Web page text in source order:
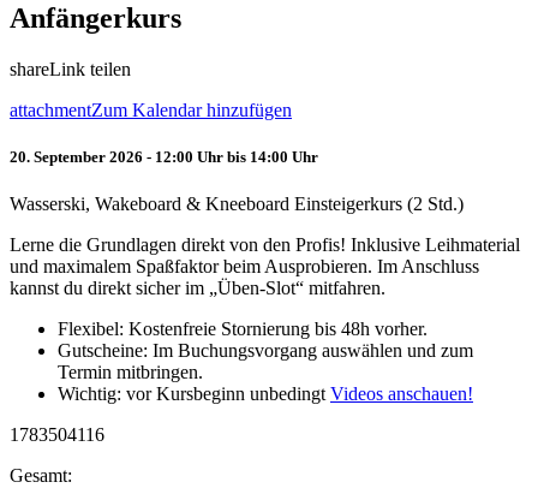
Anfängerkurs
shareLink teilen
attachmentZum Kalendar hinzufügen
20. September 2026 - 12:00 Uhr bis 14:00 Uhr
Wasserski, Wakeboard & Kneeboard Einsteigerkurs (2 Std.)
Lerne die Grundlagen direkt von den Profis! Inklusive Leihmaterial
und maximalem Spaßfaktor beim Ausprobieren. Im Anschluss
kannst du direkt sicher im „Üben-Slot“ mitfahren.
Flexibel: Kostenfreie Stornierung bis 48h vorher.
Gutscheine: Im Buchungsvorgang auswählen und zum
Termin mitbringen.
Wichtig: vor Kursbeginn unbedingt Videos anschauen!
1783504116
Gesamt: